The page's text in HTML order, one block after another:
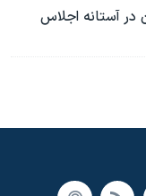
در آستانه اجلاس